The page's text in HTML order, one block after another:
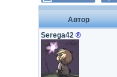
Автор
Serega42 ®